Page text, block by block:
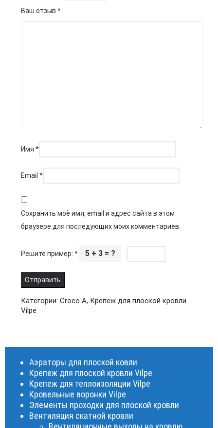
Ваш отзыв *
Имя *
Email *
Сохранить моё имя, email и адрес сайта в этом
браузере для последующих моих комментариев.
Решите пример: * 5 + 3 = ?
Категории: Croco A, Крепеж для плоской кровли
Vilpe
Аэраторы для плоской ковли
Крепеж для плоской кровли Vilpe
Крепеж для теплоизоляции Vilpe
Кровельные воронки Vilpe
Элементы проходки для плоской кровли
Вентиляция скатной кровли